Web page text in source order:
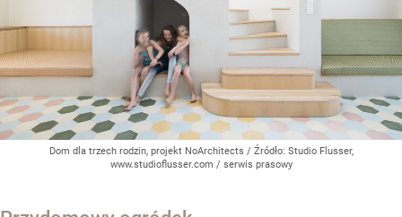
Dom dla trzech rodzin, projekt NoArchitects / Źródło: Studio Flusser,
www.studioflusser.com / serwis prasowy